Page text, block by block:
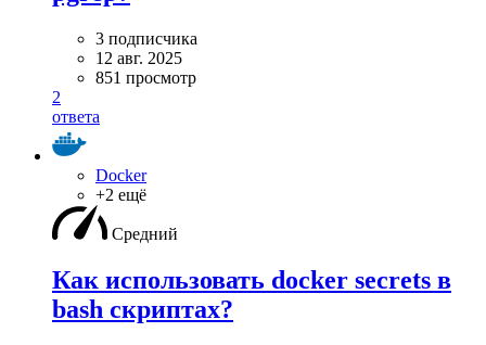
3 подписчика
12 авг. 2025
851 просмотр
2
ответа
Docker
+2 ещё
Средний
Как использовать docker secrets в
bash скриптах?